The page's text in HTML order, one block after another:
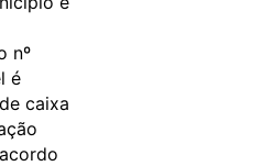
nº
é
caixa